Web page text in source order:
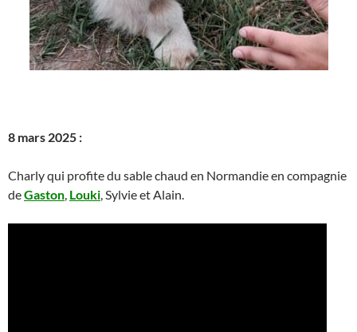
8 mars 2025 :
Charly qui profite du sable chaud en Normandie en compagnie
deGaston, Louki, Sylvie et Alain.